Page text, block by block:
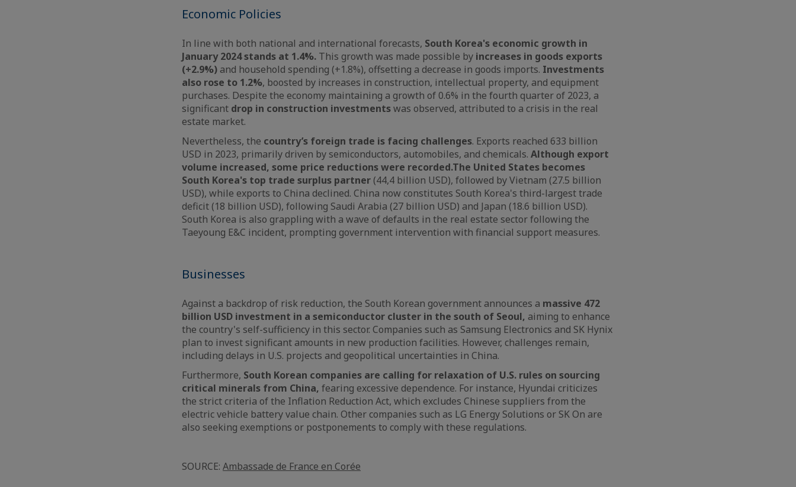
Economic Policies
In line with both national and international forecasts, South Korea's economic growth in
January 2024 stands at 1.4%. This growth was made possible by increases in goods exports
(+2.9%) and household spending (+1.8%), offsetting a decrease in goods imports. Investments
also rose to 1.2%, boosted by increases in construction, intellectual property, and equipment
purchases. Despite the economy maintaining a growth of 0.6% in the fourth quarter of 2023, a
significant drop in construction investmentswas observed, attributed to a crisis in the real
estate market.
Nevertheless, the country’s foreign trade is facing challenges. Exports reached 633 billion
USD in 2023, primarily driven by semiconductors, automobiles, and chemicals. Although export
volume increased, some price reductions were recorded.The United States becomes
South Korea's top trade surplus partner (44,4 billion USD), followed by Vietnam (27.5 billion
USD), while exports to China declined. China now constitutes South Korea's third-largest trade
deficit (18 billion USD), following Saudi Arabia (27 billion USD) and Japan (18.6 billion USD).
South Korea is also grappling with a wave of defaults in the real estate sector following the
Taeyoung E&C incident, prompting government intervention with financial support measures.
Businesses
Against a backdrop of risk reduction, the South Korean government announces a massive 472
billion USD investment in a semiconductor cluster in the south of Seoul, aiming to enhance
the country's self-sufficiency in this sector. Companies such as Samsung Electronics and SK Hynix
plan to invest significant amounts in new production facilities. However, challenges remain,
including delays in U.S. projects and geopolitical uncertainties in China.
Furthermore, South Korean companies are calling for relaxation of U.S. rules on sourcing
critical minerals from China, fearing excessive dependence. For instance, Hyundai criticizes
the strict criteria of the Inflation Reduction Act, which excludes Chinese suppliers from the
electric vehicle battery value chain. Other companies such as LG Energy Solutions or SK On are
also seeking exemptions or postponements to comply with these regulations.
SOURCE: Ambassade de France en Corée